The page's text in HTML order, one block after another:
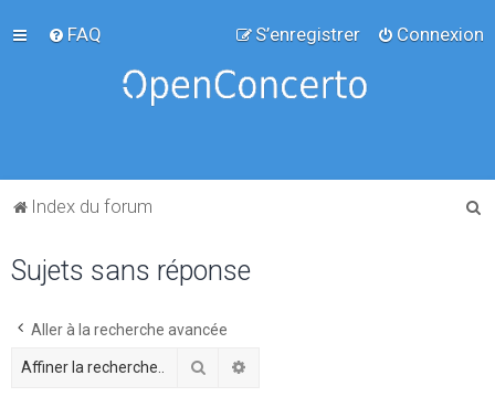
FAQ Connexion
S’enregistrer
Index du forum
Sujets sans réponse
Aller à la recherche avancée
Rechercher